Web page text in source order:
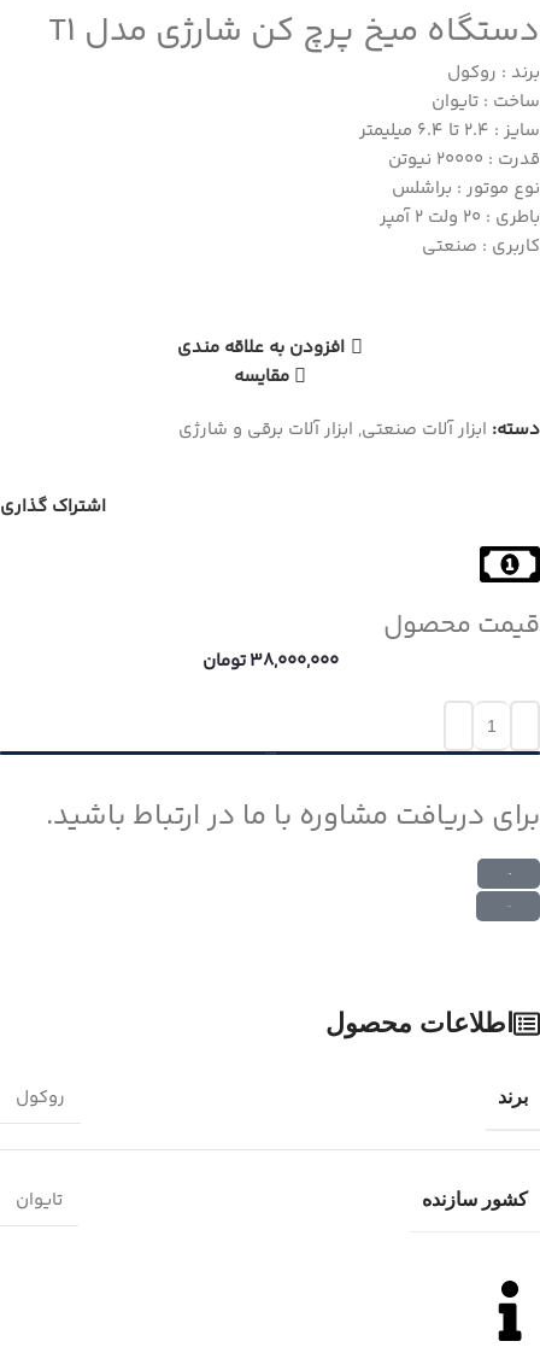
دستگاه میخ پرچ کن شارژی مدل T1
برند : روکول
ساخت : تایوان
سایز : 2.4 تا 6.4 میلیمتر
قدرت : 20000 نیوتن
نوع موتور : براشلس
باطری : 20 ولت 2 آمپر
کاربری : صنعتی
افزودن به علاقه مندی
مقایسه
دسته: ابزار آلات صنعتی, ابزار آلات برقی و شارژی
اشتراک گذاری
قیمت محصول
38,000,000تومان
برای دریافت مشاوره با ما در ارتباط باشید.
اطلاعات محصول
برند روکول
کشور سازنده تایوان